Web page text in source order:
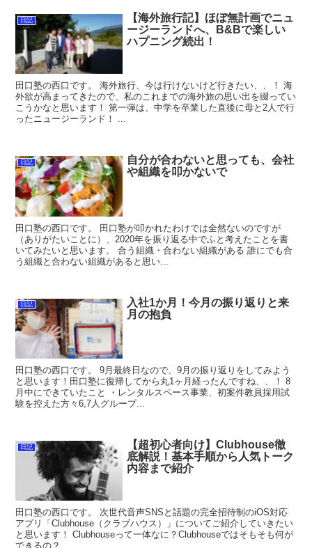
日記
【海外旅行記】ほぼ無計画でニュ
ージーランドへ、B&Bで楽しい
ハプニング続出！
田口塾の西口です。 海外旅行、今は行けないけど行きたい、、！ 海
外欲が高まってきたので、私のこれまでの海外旅の思い出を綴ってい
こうかなと思います！ 第一弾は、中学を卒業した直後に母と2人で行
ったニュージーランド！ ...
日記
自分が合わないと思っても、会社
や組織を叩かないで
田口塾の西口です。 田口塾が叩かれたわけでは全然ないのですが
（ありがたいことに）、2020年を振り返る中でふと考えたことを書
いてみたいと思います。 合う組織・合わない組織がある 誰にでも合
う組織と合わない組織があると思い...
日記
入社1か月！今月の振り返りと来
月の抱負
田口塾の西口です。 9月最終日なので、9月の振り返りをしてみよう
と思います！田口塾に復帰してから丸1ヶ月経ったんですね、、！ 8
月中にできていたこと ・レンタルスペース事業、初案件教員採用試
験を控えた方々6,7人グループ...
日記
【超初心者向け】Clubhouse徹
底解説！基本手順から人気トーク
内容まで紹介
田口塾の西口です。 次世代音声SNSと話題の完全招待制のiOS対応
アプリ「Clubhouse（クラブハウス）」についてご紹介していきたい
と思います！ Clubhouseって一体なに？Clubhouseではそもそも何が
できるの？...